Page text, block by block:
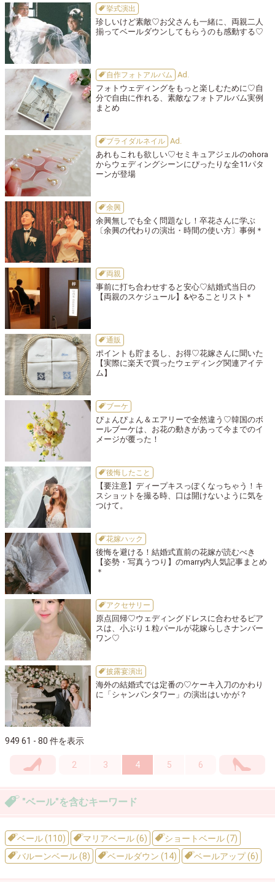
挙式演出
珍しいけど素敵♡お父さんも一緒に、両親二人
揃ってベールダウンしてもらうのも感動する♡
自作フォトアルバム
フォトウェディングをもっと楽しむために♡自
分で自由に作れる、素敵なフォトアルバム実例
まとめ
ブライダルネイル
あれもこれも欲しい♡セミキュアジェルのohora
からウェディングシーンにぴったりな全11パタ
ーンが登場
余興
余興無しでも全く問題なし！卒花さんに学ぶ
〔余興の代わりの演出・時間の使い方〕事例＊
両親
事前に打ち合わせすると安心♡結婚式当日の
【両親のスケジュール】&やることリスト＊
通販
ポイントも貯まるし、お得♡花嫁さんに聞いた
【実際に楽天で買ったウェディング関連アイテ
ム】
ブーケ
ぴょんぴょん＆エアリーで全然違う♡韓国のボ
ールブーケは、お花の動きがあって今までのイ
メージが覆った！
後悔したこと
【要注意】ディープキスっぽくなっちゃう！キ
スショットを撮る時、口は開けないように気を
つけて。
花嫁ハック
後悔を避ける！結婚式直前の花嫁が読むべき
【姿勢・写真うつり】のmarry内人気記事まとめ
＊
アクセサリー
原点回帰♡ウェディングドレスに合わせるピア
スは、小ぶり１粒パールが花嫁らしさナンバー
ワン♡
披露宴演出
海外の結婚式では定番の♡ケーキ入刀のかわり
に「シャンパンタワー」の演出はいかが？
949 61 - 80 件を表示
2 3 4 5 6
"ベール"を含むキーワード
ベール (110) マリアベール (6)
ショートベール (7)
バルーンベール (8)
ベールダウン (14) ベールアップ (6)